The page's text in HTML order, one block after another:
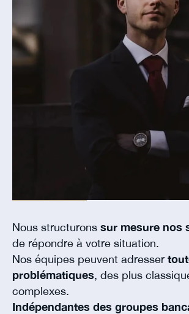
Nous structurons sur mesure nos
de répondre à votre situation.
Nos équipes peuvent adresser
problématiques, des plus
complexes.
Indépendantes des groupes